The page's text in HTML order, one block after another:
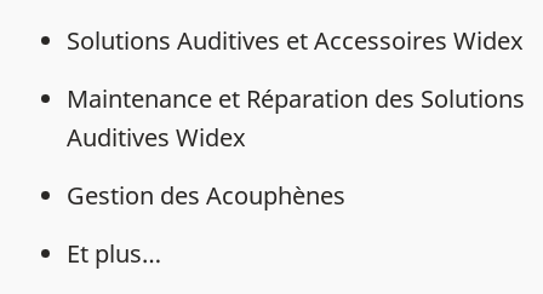
Solutions Auditives et Accessoires Widex
Maintenance et Réparation des Solutions
Auditives Widex
Gestion des Acouphènes
Et plus…